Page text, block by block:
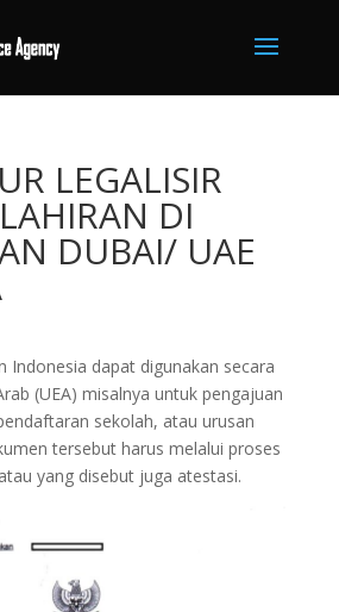
LEGALISIR
DI
DUBAI/ UAE
Indonesia dapat digunakan secara
(UEA) misalnya untuk pengajuan
sekolah, atau urusan
tersebut harus melalui proses
yang disebut juga atestasi.